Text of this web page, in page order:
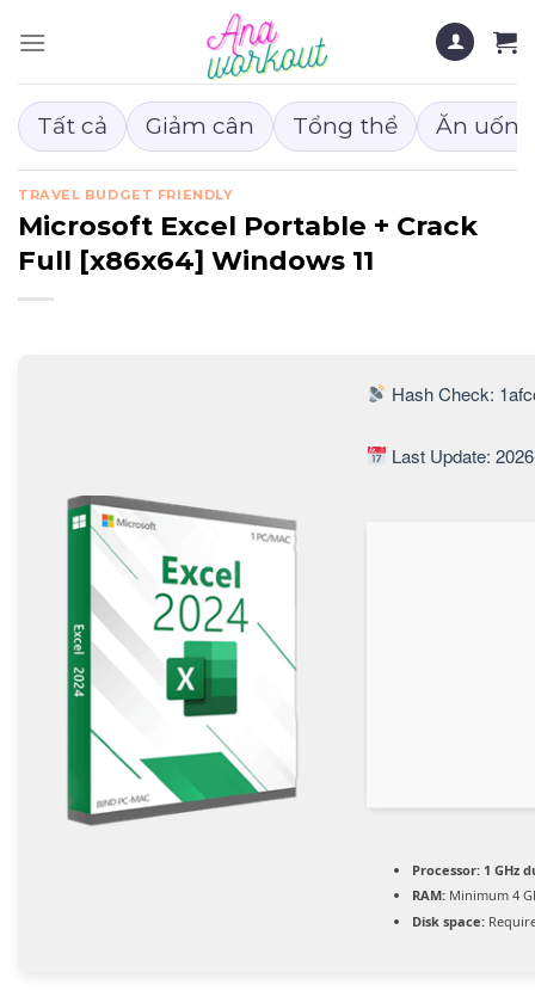
đến
dung
Tất cả Giảm cân Tổng thể Ăn
TRAVEL BUDGET FRIENDLY
Microsoft Excel Portable + Crack
Full [x86x64] Windows 11
Hash Check:
Last Update:
Processor: 1 GHz
RAM: Minimum 4
Disk space: